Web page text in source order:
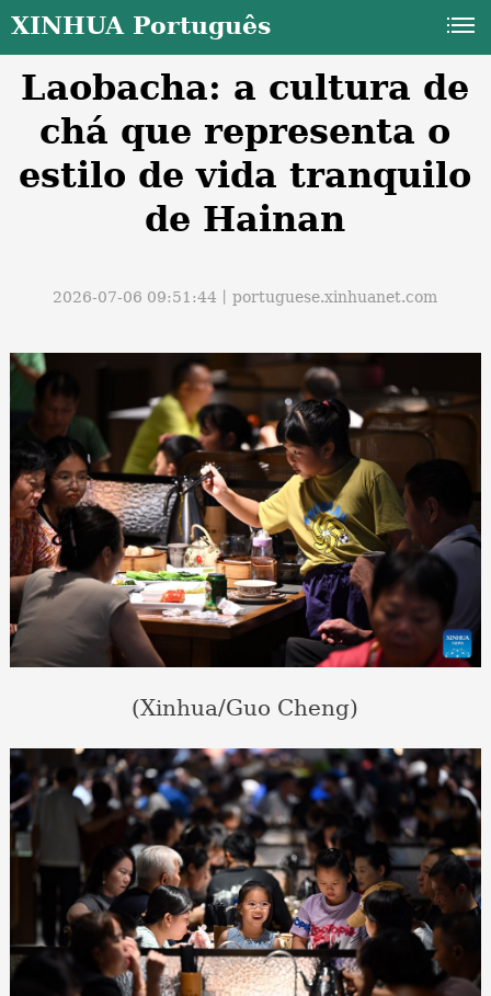
XINHUA Português
Laobacha: a cultura de
chá que representa o
estilo de vida tranquilo
de Hainan
2026-07-06 09:51:44丨portuguese.xinhuanet.com
(Xinhua/Guo Cheng)